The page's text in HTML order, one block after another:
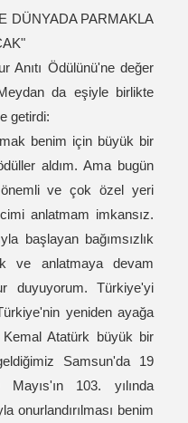
DÜNYADA PARMAKLA
Anıtı Ödülünü'ne değer
da eşiyle birlikte
getirdi:
benim için büyük bir
aldım. Ama bugün
ve çok özel yeri
anlatmam imkansız.
başlayan bağımsızlık
ve anlatmaya devam
duyuyorum. Türkiye'yi
yeniden ayağa
Kemal Atatürk büyük bir
Samsun'da 19
103. yılında
onurlandırılması benim